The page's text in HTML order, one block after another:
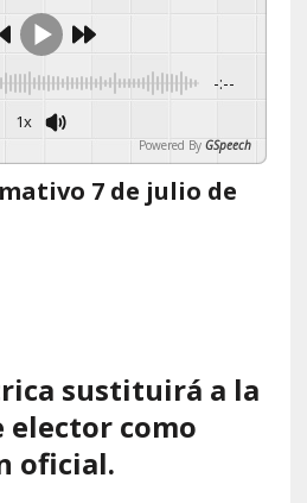
-:--
1x
Powered By GSpeech
7 de julio de
sustituirá a la
elector como
oficial.